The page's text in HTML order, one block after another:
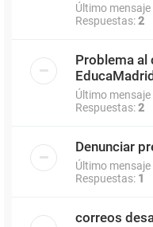
Último
Respuestas:2
Problema al
Último
Respuestas:2
Denunciar
Último
Respuestas: 1
correos